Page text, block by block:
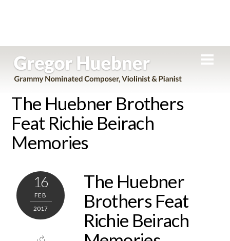
content
The Huebner Brothers
Feat Richie Beirach
Memories
16
FEB
2017
The Huebner
Brothers Feat
Richie Beirach